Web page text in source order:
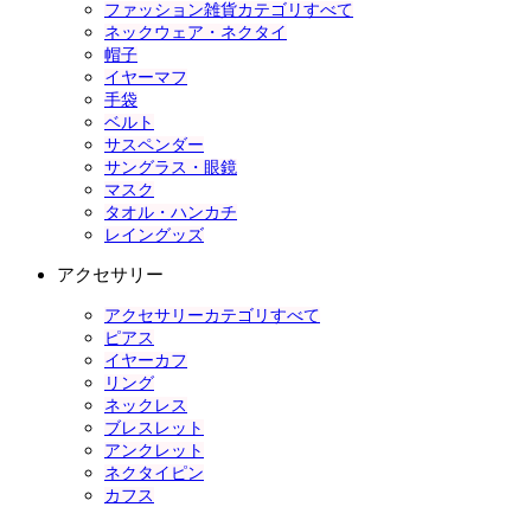
ファッション雑貨カテゴリすべて
ネックウェア・ネクタイ
帽子
イヤーマフ
手袋
ベルト
サスペンダー
サングラス・眼鏡
マスク
タオル・ハンカチ
レイングッズ
アクセサリー
アクセサリーカテゴリすべて
ピアス
イヤーカフ
リング
ネックレス
ブレスレット
アンクレット
ネクタイピン
カフス